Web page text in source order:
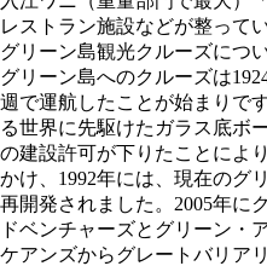
レストラン施設などが整ってい
グリーン島観光クルーズにつ
グリーン島へのクルーズは
週で運航したことが始まりで
る世界に先駆けたガラス底ボ
の建設許可が下りたことによ
かけ、1992年には、現在のグ
再開発されました。2005年に
ドベンチャーズとグリーン・
ケアンズからグレートバリア